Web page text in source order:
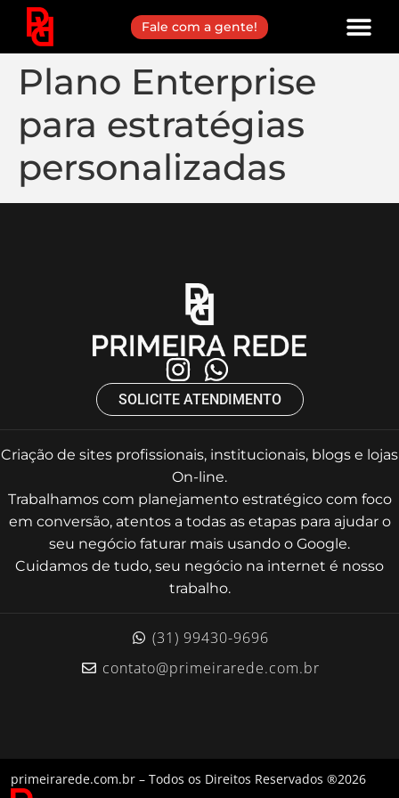
Fale com a gente!
Plano Enterprise
para estratégias
personalizadas
SOLICITE ATENDIMENTO
Criação de sites profissionais, institucionais, blogs e lojas
On-line.
Trabalhamos com planejamento estratégico com foco
em conversão, atentos a todas as etapas para ajudar o
seu negócio faturar mais usando o Google.
Cuidamos de tudo, seu negócio na internet é nosso
trabalho.
(31) 99430-9696
contato@primeirarede.com.br
primeirarede.com.br – Todos os Direitos Reservados ®2026